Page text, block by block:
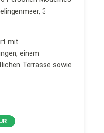
3
mit
einem
Terrasse sowie